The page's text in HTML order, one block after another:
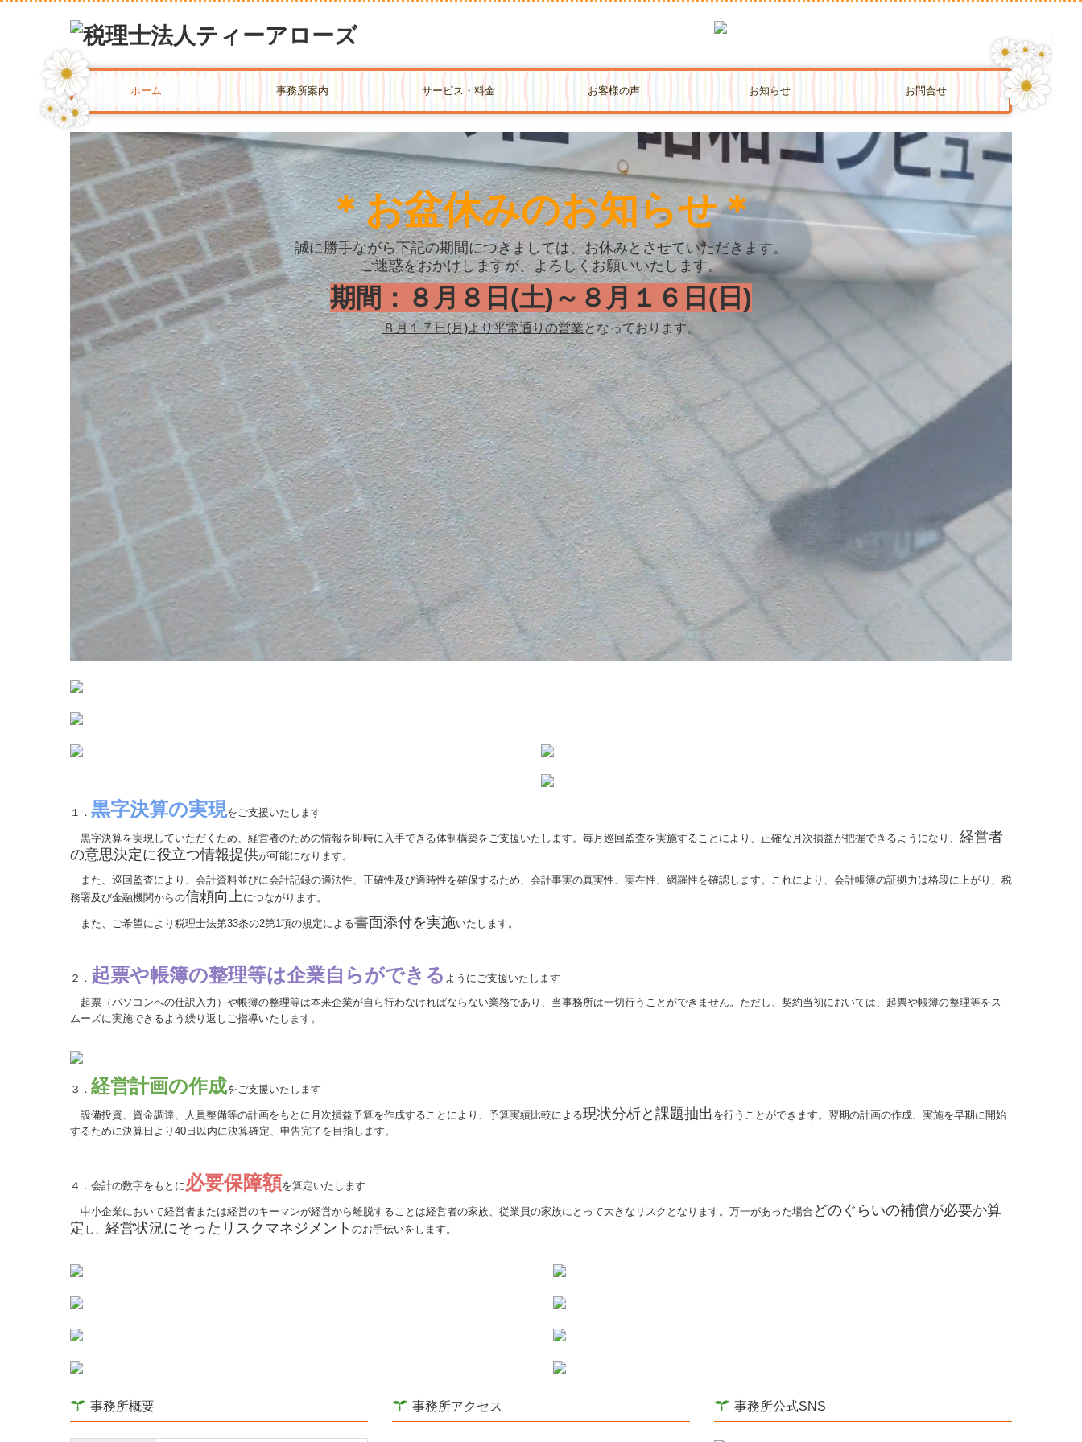
ホーム 事務所案内 サービス・料金 お客様の声 お知らせ お問合せ
＊お盆休みのお知らせ＊
誠に勝手ながら下記の期間につきましては、お休みとさせていただきます。
ご迷惑をおかけしますが、よろしくお願いいたします。
期間：８月８日(土)～８月１６日(日)
８月１７日(月)より平常通りの営業となっております。
１． 黒字決算の実現をご支援いたします
黒字決算を実現していただくため、経営者のための情報を即時に入手できる体制構築をご支援いたします。毎月巡回監査を実施することにより、正確な月次損益が把握できるようになり、 経営者
の意思決定に役立つ情報提供が可能になります。
また、巡回監査により、会計資料並びに会計記録の適法性、正確性及び適時性を確保するため、会計事実の真実性、実在性、網羅性を確認します。これにより、会計帳簿の証拠力は格段に上がり、税
務署及び金融機関からの信頼向上につながります。
また、ご希望により税理士法第33条の2第1項の規定による書面添付を実施いたします。
２． 起票や帳簿の整理等は企業自らができる ようにご支援いたします
起票（パソコンへの仕訳入力）や帳簿の整理等は本来企業が自ら行わなければならない業務であり、当事務所は一切行うことができません。ただし、契約当初においては、起票や帳簿の整理等をス
ムーズに実施できるよう繰り返しご指導いたします。
３． 経営計画の作成をご支援いたします
設備投資、資金調達、人員整備等の計画をもとに月次損益予算を作成することにより、予算実績比較による現状分析と課題抽出 を行うことができます。翌期の計画の作成、実施を早期に開始
するために決算日より40日以内に決算確定、申告完了を目指します。
４．会計の数字をもとに必要保障額を算定いたします
中小企業において経営者または経営のキーマンが経営から離脱することは経営者の家族、従業員の家族にとって大きなリスクとなります。万一があった場合 どのぐらいの補償が必要か算
定 し、 経営状況にそったリスクマネジメント のお手伝いをします。
事務所概要 事務所アクセス 事務所公式SNS